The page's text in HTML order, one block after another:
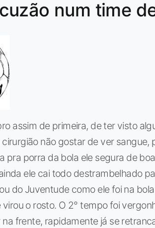
num time
assim de primeira, de ter visto
cirurgião não gostar de ver
pra porra da bola ele segura de
ele cai todo destrambelhado
do Juventude como ele foi na
o rosto. O 2° tempo foi
frente, rapidamente já se